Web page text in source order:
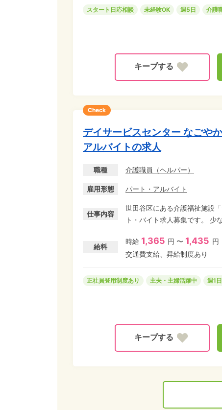
スタート日応相談 未経験OK 週5日 介護
Check
デイサービスセンター なごや
アルバイトの求人
職種 介護職員（ヘルパー）
雇用形態 パート・アルバイト
仕事内容
世田谷区にある介護福祉施設
ト・バイト求人募集です。 少
中です。
給料
時給 1,365 円 〜 1,435 円
交通費支給、昇給制度あり
正社員登用制度あり 主夫・主婦活躍中 週1